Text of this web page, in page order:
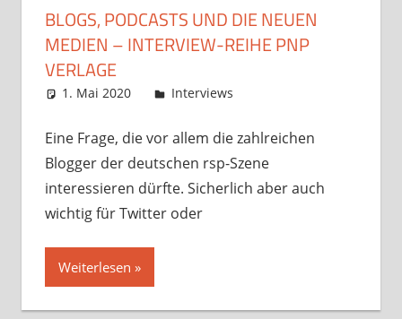
BLOGS, PODCASTS UND DIE NEUEN
MEDIEN – INTERVIEW-REIHE PNP
VERLAGE
1. Mai 2020 Frosty
Interviews
Eine Frage, die vor allem die zahlreichen
Blogger der deutschen rsp-Szene
interessieren dürfte. Sicherlich aber auch
wichtig für Twitter oder
Weiterlesen